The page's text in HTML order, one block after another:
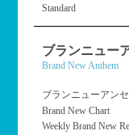
Standard
ブランニュー
Brand New Anthem
ブランニューアン
Brand New Chart
Weekly Brand New